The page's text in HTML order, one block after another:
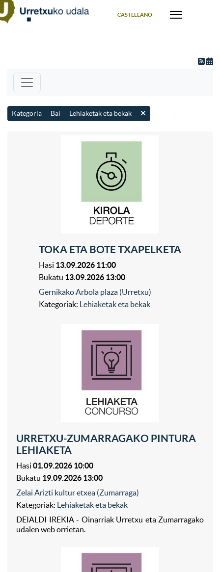
CASTELLANO
Kategoria Bai Lehiaketak eta bekak
TOKA ETA BOTE TXAPELKETA
Hasi 13.09.2026 11:00
Bukatu 13.09.2026 13:00
Gernikako Arbola plaza (Urretxu)
Kategoriak: Lehiaketak eta bekak
URRETXU-ZUMARRAGAKO PINTURA
LEHIAKETA
Hasi 01.09.2026 10:00
Bukatu 19.09.2026 13:00
Zelai Arizti kultur etxea (Zumarraga)
Kategoriak: Lehiaketak eta bekak
DEIALDI IREKIA - Oinarriak Urretxu eta Zumarragako
udalen web orrietan.